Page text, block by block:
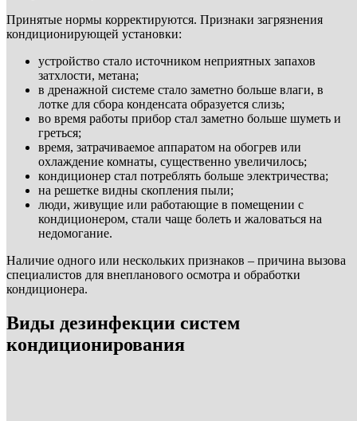
Принятые нормы корректируются. Признаки загрязнения
кондиционирующей установки:
устройство стало источником неприятных запахов
затхлости, метана;
в дренажной системе стало заметно больше влаги, в
лотке для сбора конденсата образуется слизь;
во время работы прибор стал заметно больше шуметь и
греться;
время, затрачиваемое аппаратом на обогрев или
охлаждение комнаты, существенно увеличилось;
кондиционер стал потреблять больше электричества;
на решетке видны скопления пыли;
люди, живущие или работающие в помещении с
кондиционером, стали чаще болеть и жаловаться на
недомогание.
Наличие одного или нескольких признаков – причина вызова
специалистов для внепланового осмотра и обработки
кондиционера.
Виды дезинфекции систем
кондиционирования